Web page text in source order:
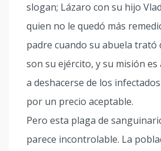
slogan; Lázaro con su hijo
quien no le quedó más
padre cuando su abuela trató
son su ejército, y su misión
a deshacerse de los
por un precio aceptable.
Pero esta plaga de
parece incontrolable. La